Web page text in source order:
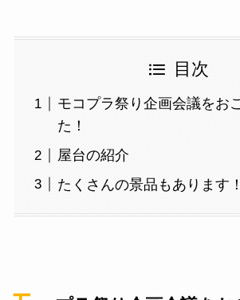
目次
モコプラ祭り企画会議をお
た！
屋台の紹介
たくさんの景品もあります！